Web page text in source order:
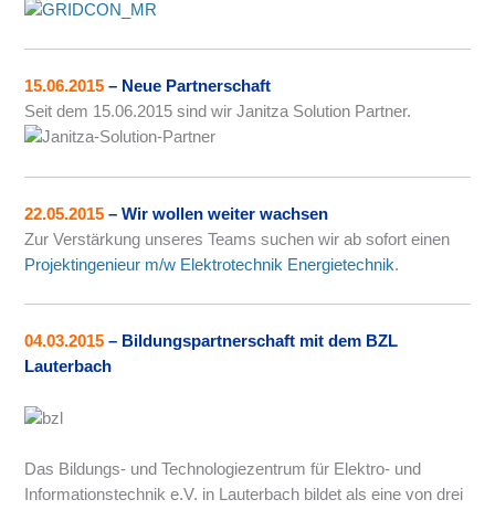
15.06.2015 – Neue Partnerschaft
Seit dem 15.06.2015 sind wir Janitza Solution Partner.
22.05.2015 – Wir wollen weiter wachsen
Zur Verstärkung unseres Teams suchen wir ab sofort einen
Projektingenieur m/w Elektrotechnik Energietechnik.
04.03.2015 – Bildungspartnerschaft mit dem BZL
Lauterbach
Das Bildungs- und Technologiezentrum für Elektro- und
Informationstechnik e.V. in Lauterbach bildet als eine von drei